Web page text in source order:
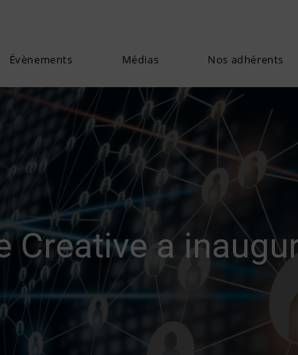
Évènements Médias Nos adhérents
Creative a